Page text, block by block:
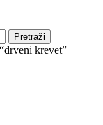
Pretraži
krevet”